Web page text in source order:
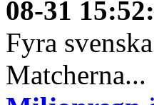
08-31 15:52:
Fyra
Matcherna...